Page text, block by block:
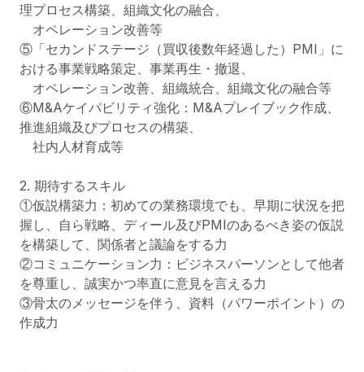
理プロセス構築、組織文化の融合、
オペレーション改善等
⑤「セカンドステージ（買収後数年経過した）PMI」に
おける事業戦略策定、事業再生・撤退、
オペレーション改善、組織統合、組織文化の融合等
⑥M&Aケイパビリティ強化：M&Aプレイブック作成、
推進組織及びプロセスの構築、
社内人材育成等
2. 期待するスキル
①仮説構築力：初めての業務環境でも、早期に状況を把
握し、自ら戦略、ディール及びPMIのあるべき姿の仮説
を構築して、関係者と議論をする力
②コミュニケーション力：ビジネスパーソンとして他者
を尊重し、誠実かつ率直に意見を言える力
③骨太のメッセージを伴う、資料（パワーポイント）の
作成力